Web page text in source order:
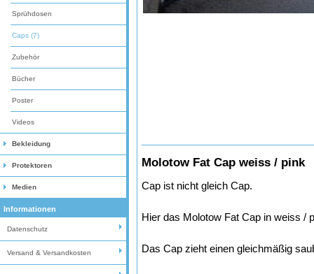
Sprühdosen
Caps (7)
Zubehör
Bücher
Poster
Videos
Bekleidung
Protektoren
Medien
Informationen
Datenschutz
Versand & Versandkosten
Molotow Fat Cap weiss / pink
Cap ist nicht gleich Cap.
Hier das Molotow Fat Cap in weiss /
Das Cap zieht einen gleichmäßig